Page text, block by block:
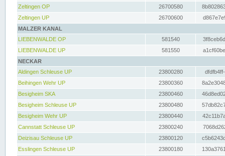
Zeltingen OP
26700580
Zeltingen UP
26700600
MALZER KANAL
LIEBENWALDE OP
581540
LIEBENWALDE UP
581550
NECKAR
Aldingen Schleuse UP
23800280
Beihingen Wehr UP
23800360
Besigheim SKA
23800460
Besigheim Schleuse UP
23800480
Besigheim Wehr UP
23800440
Cannstatt Schleuse UP
23800240
Deizisau Schleuse UP
23800120
Esslingen Schleuse UP
23800180